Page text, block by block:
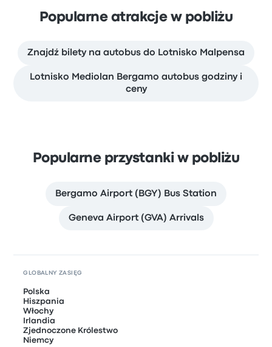
Popularne atrakcje w pobliżu
Znajdź bilety na autobus do Lotnisko Malpensa
Lotnisko Mediolan Bergamo autobus godziny i
ceny
Popularne przystanki w pobliżu
Bergamo Airport (BGY) Bus Station
Geneva Airport (GVA) Arrivals
GLOBALNY ZASIĘG
Polska
Hiszpania
Włochy
Irlandia
Zjednoczone Królestwo
Niemcy